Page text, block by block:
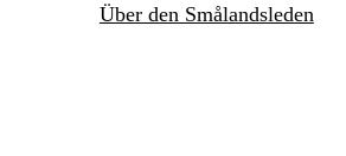
Über den Smålandsleden